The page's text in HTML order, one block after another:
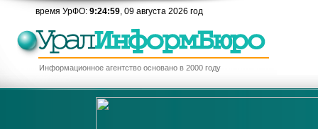
время УрФО: 9:24:59, 09 августа 2026 год
Информационное агентство основано в 2000 году